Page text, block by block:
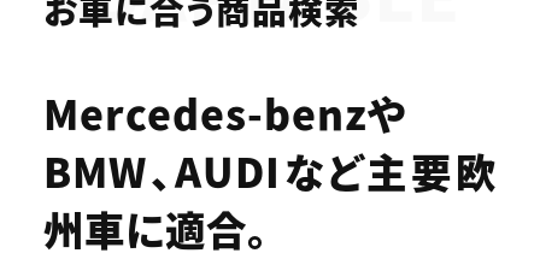
Mercedes-benzや
BMW、AUDIなど主要欧
州車に適合。